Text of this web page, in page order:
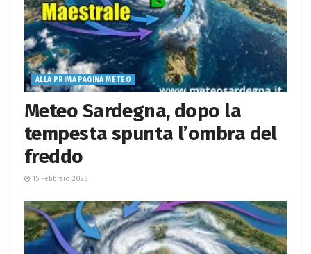
ALLA PRIMA PAGINA METEO
Meteo Sardegna, dopo la
tempesta spunta l’ombra del
freddo
15 Febbraio 2026